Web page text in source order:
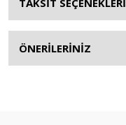
TAKSİT SEÇENEKLERİ
ÖNERİLERİNİZ